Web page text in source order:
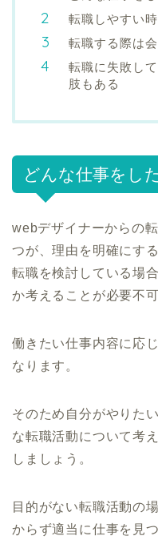
転職しやすい
転職する際は
転職に失敗し
肢もある
どんな仕事をし
webデザイナーからの
つが、理由を明確にす
転職を検討している場
か考えることが必要不可
働きたい仕事内容に応
なります。
そのため自分がやりた
な転職活動について考
しましょう。
目的がない転職活動の
からず適当に仕事を見